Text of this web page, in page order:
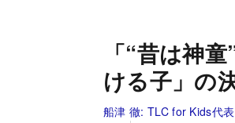
「“昔は神
ける子」の
船津 徹: TLC for Kids代表